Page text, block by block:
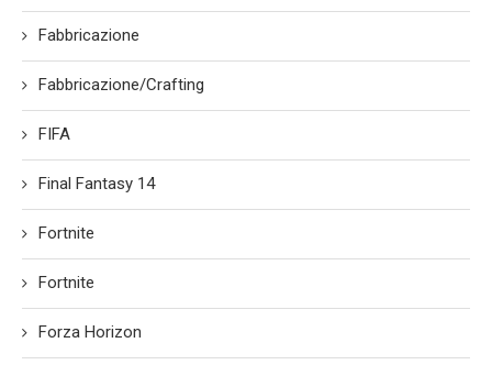
Fabbricazione
Fabbricazione/Crafting
FIFA
Final Fantasy 14
Fortnite
Fortnite
Forza Horizon